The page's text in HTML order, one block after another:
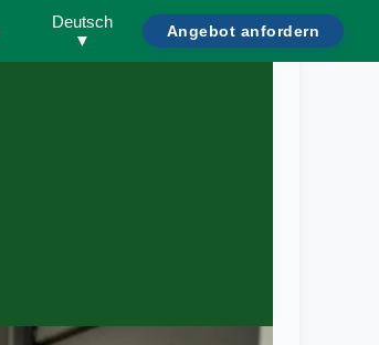
Deutsch
▼
Angebot anfordern